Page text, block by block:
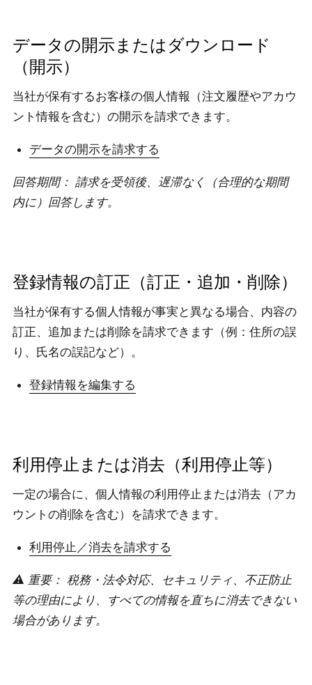
データの開示またはダウンロード
（開示）
当社が保有するお客様の個人情報（注文履歴やアカウ
ント情報を含む）の開示を請求できます。
データの開示を請求する
回答期間： 請求を受領後、遅滞なく（合理的な期間
内に）回答します。
登録情報の訂正（訂正・追加・削除）
当社が保有する個人情報が事実と異なる場合、内容の
訂正、追加または削除を請求できます（例：住所の誤
り、氏名の誤記など）。
登録情報を編集する
利用停止または消去（利用停止等）
一定の場合に、個人情報の利用停止または消去（アカ
ウントの削除を含む）を請求できます。
利用停止／消去を請求する
⚠️ 重要： 税務・法令対応、セキュリティ、不正防止
等の理由により、すべての情報を直ちに消去できない
場合があります。